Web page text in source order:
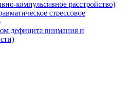
компульсивное расстройство)
стрессовое
дефицита внимания и